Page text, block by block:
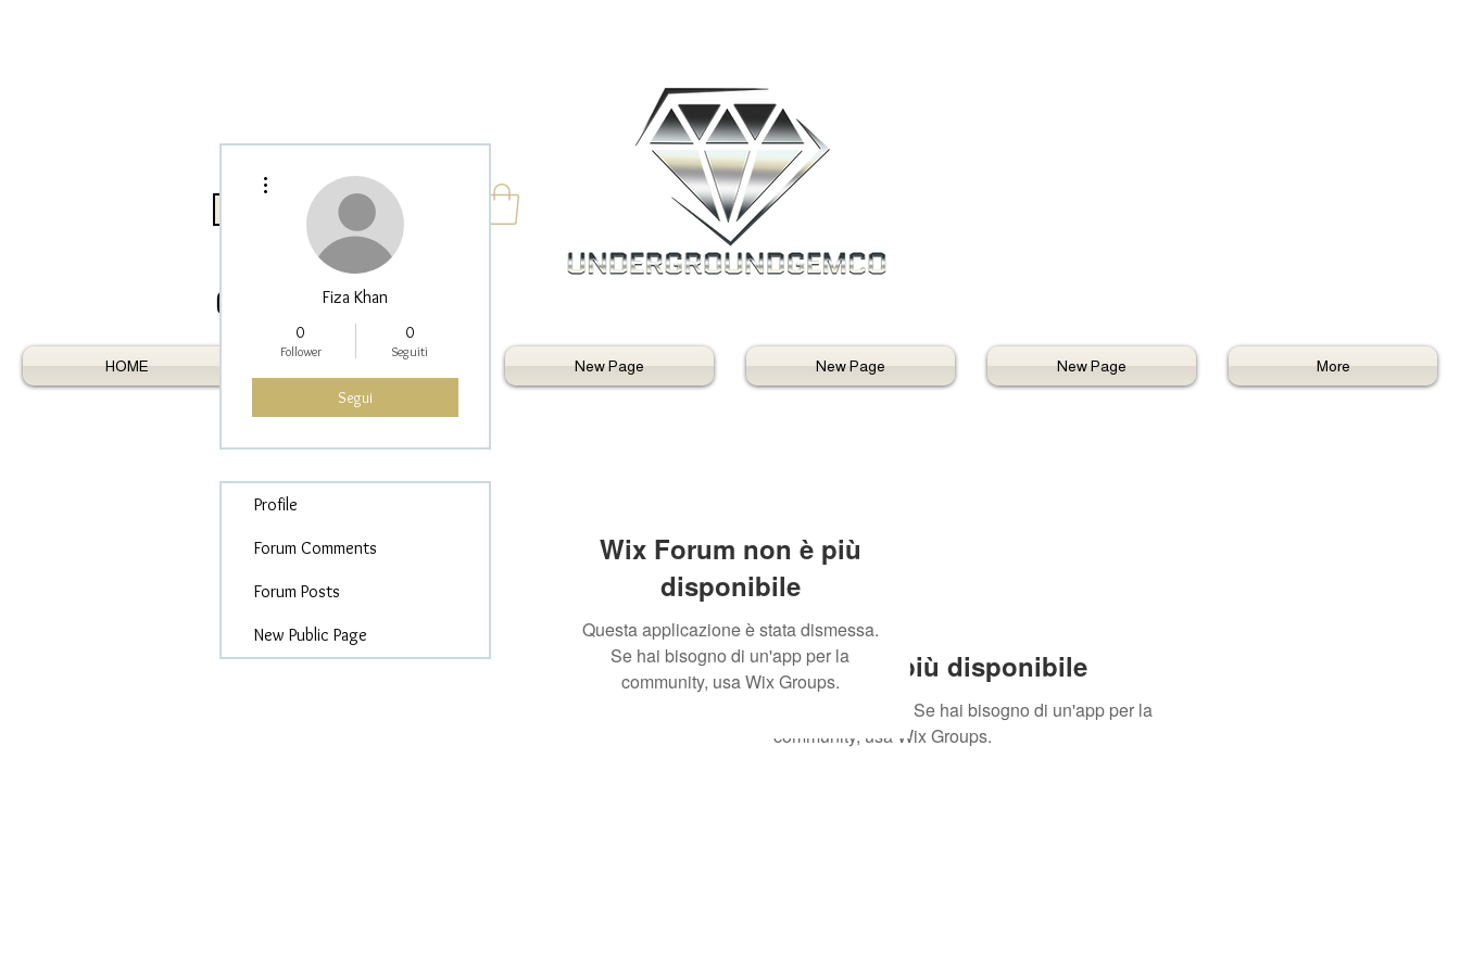
Log In / Register As Trade
HOME New Page New Page New Page More
Wix Forum non è più disponibile
Questa applicazione è stata dismessa. Se hai bisogno di un'app per la
community, usa Wix Groups.
Wix Forum non è più
disponibile
Questa applicazione è stata dismessa.
Se hai bisogno di un'app per la
community, usa Wix Groups.
Fiza Khan
0
Follower
0
Seguiti
Segui
Profile
Forum Comments
Forum Posts
New Public Page